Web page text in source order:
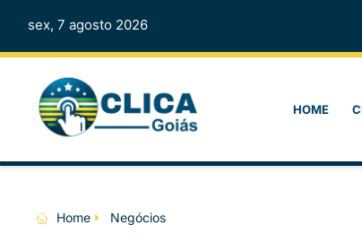
sex, 7 agosto 2026
HOME
Home Negócios